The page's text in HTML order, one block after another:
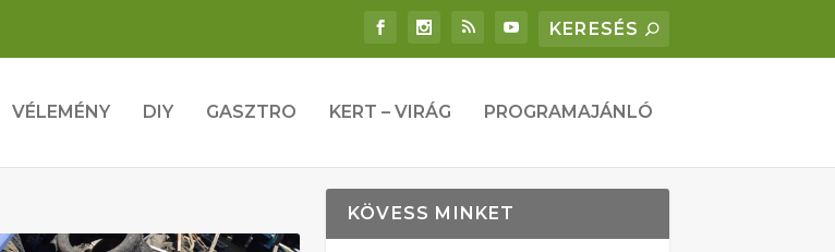
VÉLEMÉNY DIY GASZTRO KERT – VIRÁG PROGRAMAJÁNLÓ
KÖVESS MINKET